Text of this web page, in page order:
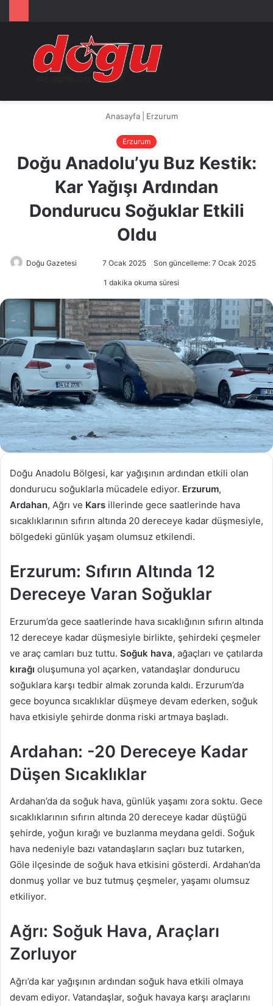
Arama
...
Anasayfa Erzurum
Erzurum
Doğu Anadolu’yu Buz Kestik:
Kar Yağışı Ardından
Dondurucu Soğuklar Etkili
Oldu
Doğu Gazetesi
göndermek
7 Ocak 2025 Son güncelleme: 7 Ocak 2025
1 dakika okuma süresi
Doğu Anadolu Bölgesi, kar yağışının ardından etkili olan
dondurucu soğuklarla mücadele ediyor. Erzurum,
Ardahan, Ağrı ve Kars illerinde gece saatlerinde hava
sıcaklıklarının sıfırın altında 20 dereceye kadar düşmesiyle,
bölgedeki günlük yaşam olumsuz etkilendi.
Erzurum: Sıfırın Altında 12
Dereceye Varan Soğuklar
Erzurum’da gece saatlerinde hava sıcaklığının sıfırın altında
12 dereceye kadar düşmesiyle birlikte, şehirdeki çeşmeler
ve araç camları buz tuttu. Soğuk hava, ağaçları ve çatılarda
kırağı oluşumuna yol açarken, vatandaşlar dondurucu
soğuklara karşı tedbir almak zorunda kaldı. Erzurum’da
gece boyunca sıcaklıklar düşmeye devam ederken, soğuk
hava etkisiyle şehirde donma riski artmaya başladı.
Ardahan: -20 Dereceye Kadar
Düşen Sıcaklıklar
Ardahan’da da soğuk hava, günlük yaşamı zora soktu. Gece
sıcaklıklarının sıfırın altında 20 dereceye kadar düştüğü
şehirde, yoğun kırağı ve buzlanma meydana geldi. Soğuk
hava nedeniyle bazı vatandaşların saçları buz tutarken,
Göle ilçesinde de soğuk hava etkisini gösterdi. Ardahan’da
donmuş yollar ve buz tutmuş çeşmeler, yaşamı olumsuz
etkiliyor.
Ağrı: Soğuk Hava, Araçları
Zorluyor
Ağrı’da kar yağışının ardından soğuk hava etkili olmaya
devam ediyor. Vatandaşlar, soğuk havaya karşı araçlarını